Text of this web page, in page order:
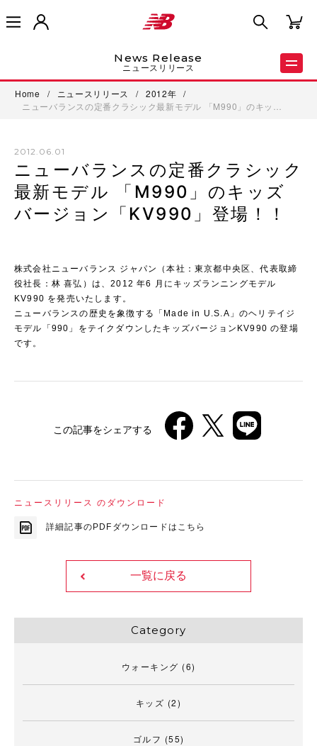
News Release
ニュースリリース
Home / ニュースリリース / 2012年
/
ニューバランスの定番クラシック最新モデル 「M990」のキッ…
2012.06.01
ニューバランスの定番クラシック
最新モデル 「M990」のキッズ
バージョン「KV990」登場！！
株式会社ニューバランス ジャパン（本社：東京都中央区、代表取締
役社長：林 喜弘）は、2012 年6 月にキッズランニングモデル
KV990 を発売いたします。
ニューバランスの歴史を象徴する「Made in U.S.A」のヘリテイジ
モデル「990」をテイクダウンしたキッズバージョンKV990 の登場
です。
この記事をシェアする
ニュースリリース のダウンロード
詳細記事のPDFダウンロードはこちら
一覧に戻る
Category
ウォーキング (6)
キッズ (2)
ゴルフ (55)